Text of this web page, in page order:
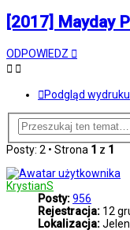
[2017] Mayday
ODPOWIEDZ
Podgląd wydruku
Posty: 2 • Strona 1 z 1
KrystianS
Posty:956
Rejestracja: 12
Lokalizacja: